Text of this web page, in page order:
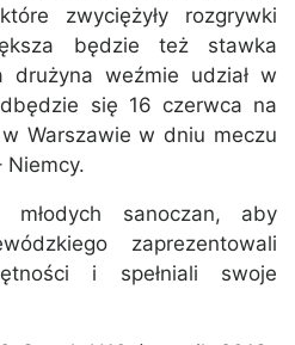
zwyciężyły rozgrywki
będzie też stawka
drużyna weźmie udział w
się 16 czerwca na
Warszawie w dniu meczu
Niemcy.
sanoczan, aby
zaprezentowali
i spełniali swoje